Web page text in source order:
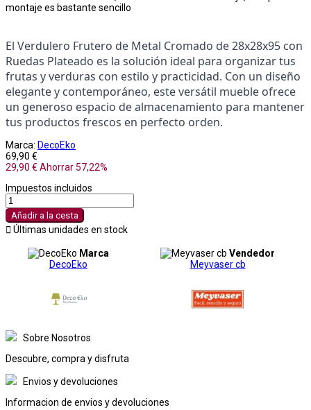
montaje es bastante sencillo
El Verdulero Frutero de Metal Cromado de 28x28x95 con
Ruedas Plateado es la solución ideal para organizar tus
frutas y verduras con estilo y practicidad. Con un diseño
elegante y contemporáneo, este versátil mueble ofrece
un generoso espacio de almacenamiento para mantener
tus productos frescos en perfecto orden.
Marca: DecoEko
69,90 €
29,90 € Ahorrar 57,22%
Impuestos incluidos
Añadir a la cesta
 Últimas unidades en stock
Marca
DecoEko
Vendedor
Meyvaser cb
Sobre Nosotros
Descubre, compra y disfruta
Envios y devoluciones
Informacion de envios y devoluciones